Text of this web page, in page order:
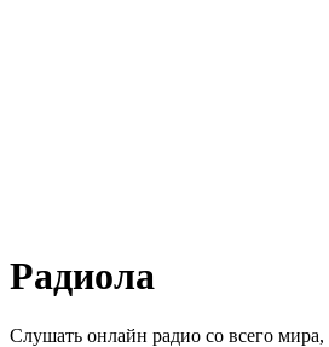
Радиола
Слушать онлайн радио со всего